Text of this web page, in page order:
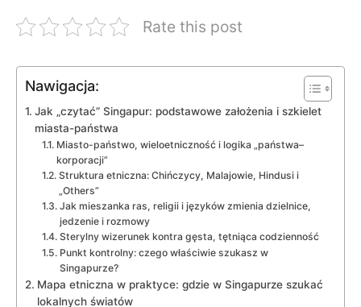
Rate this post
Nawigacja:
Jak „czytać” Singapur: podstawowe założenia i szkielet
miasta-państwa
Miasto-państwo, wieloetniczność i logika „państwa–
korporacji”
Struktura etniczna: Chińczycy, Malajowie, Hindusi i
„Others”
Jak mieszanka ras, religii i języków zmienia dzielnice,
jedzenie i rozmowy
Sterylny wizerunek kontra gęsta, tętniąca codzienność
Punkt kontrolny: czego właściwie szukasz w
Singapurze?
Mapa etniczna w praktyce: gdzie w Singapurze szukać
lokalnych światów